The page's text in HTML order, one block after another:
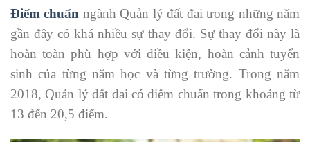
Điểm chuẩn ngành Quản lý đất đai trong những năm
gần đây có khá nhiều sự thay đổi. Sự thay đổi này là
hoàn toàn phù hợp với điều kiện, hoàn cảnh tuyển
sinh của từng năm học và từng trường. Trong năm
2018, Quản lý đất đai có điểm chuẩn trong khoảng từ
13 đến 20,5 điểm.